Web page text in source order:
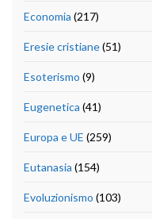
Economia (217)
Eresie cristiane(51)
Esoterismo (9)
Eugenetica (41)
Europa e UE (259)
Eutanasia (154)
Evoluzionismo (103)